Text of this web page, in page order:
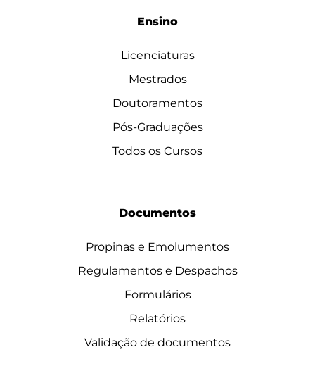
Ensino
Licenciaturas
Mestrados
Doutoramentos
Pós-Graduações
Todos os Cursos
Documentos
Propinas e Emolumentos
Regulamentos e Despachos
Formulários
Relatórios
Validação de documentos